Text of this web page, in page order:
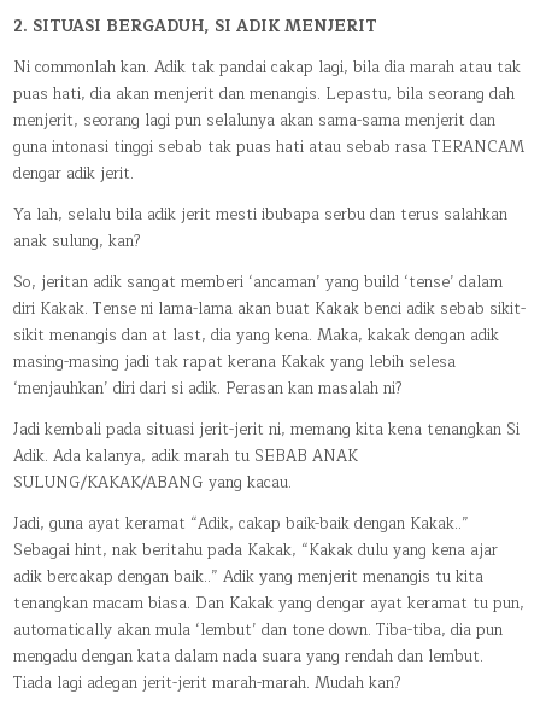
2. SITUASI BERGADUH, SI ADIK MENJERIT
Ni commonlah kan. Adik tak pandai cakap lagi, bila dia marah atau tak
puas hati, dia akan menjerit dan menangis. Lepastu, bila seorang dah
menjerit, seorang lagi pun selalunya akan sama-sama menjerit dan
guna intonasi tinggi sebab tak puas hati atau sebab rasa TERANCAM
dengar adik jerit.
Ya lah, selalu bila adik jerit mesti ibubapa serbu dan terus salahkan
anak sulung, kan?
So, jeritan adik sangat memberi ‘ancaman’ yang build ‘tense’ dalam
diri Kakak. Tense ni lama-lama akan buat Kakak benci adik sebab sikit-
sikit menangis dan at last, dia yang kena. Maka, kakak dengan adik
masing-masing jadi tak rapat kerana Kakak yang lebih selesa
‘menjauhkan’ diri dari si adik. Perasan kan masalah ni?
Jadi kembali pada situasi jerit-jerit ni, memang kita kena tenangkan Si
Adik. Ada kalanya, adik marah tu SEBAB ANAK
SULUNG/KAKAK/ABANG yang kacau.
Jadi, guna ayat keramat “Adik, cakap baik-baik dengan Kakak..”
Sebagai hint, nak beritahu pada Kakak, “Kakak dulu yang kena ajar
adik bercakap dengan baik..” Adik yang menjerit menangis tu kita
tenangkan macam biasa. Dan Kakak yang dengar ayat keramat tu pun,
automatically akan mula ‘lembut’ dan tone down. Tiba-tiba, dia pun
mengadu dengan kata dalam nada suara yang rendah dan lembut.
Tiada lagi adegan jerit-jerit marah-marah. Mudah kan?